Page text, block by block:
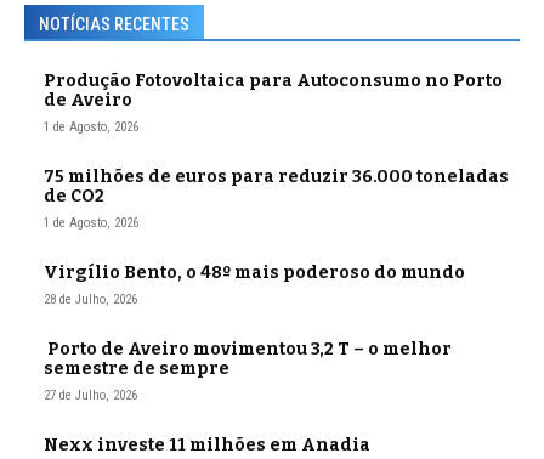
NOTÍCIAS RECENTES
Produção Fotovoltaica para Autoconsumo no Porto
de Aveiro
1 de Agosto, 2026
75 milhões de euros para reduzir 36.000 toneladas
de CO2
1 de Agosto, 2026
Virgílio Bento, o 48º mais poderoso do mundo
28 de Julho, 2026
Porto de Aveiro movimentou 3,2 T – o melhor
semestre de sempre
27 de Julho, 2026
Nexx investe 11 milhões em Anadia